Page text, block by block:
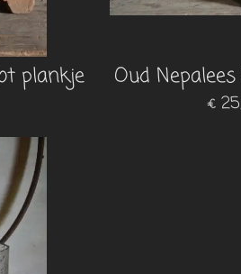
plankje Oud
€